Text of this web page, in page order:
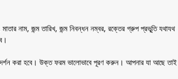
নাম, জন্ম তারিখ, জন্ম নিবন্ধন নম্বর, রক্তের গ্রুপ প্রভূূতি যথাযথ
করা হবে। উক্ত ফরম ভালোভাবে পূরণ করুন। আপনার যা আছে তাই